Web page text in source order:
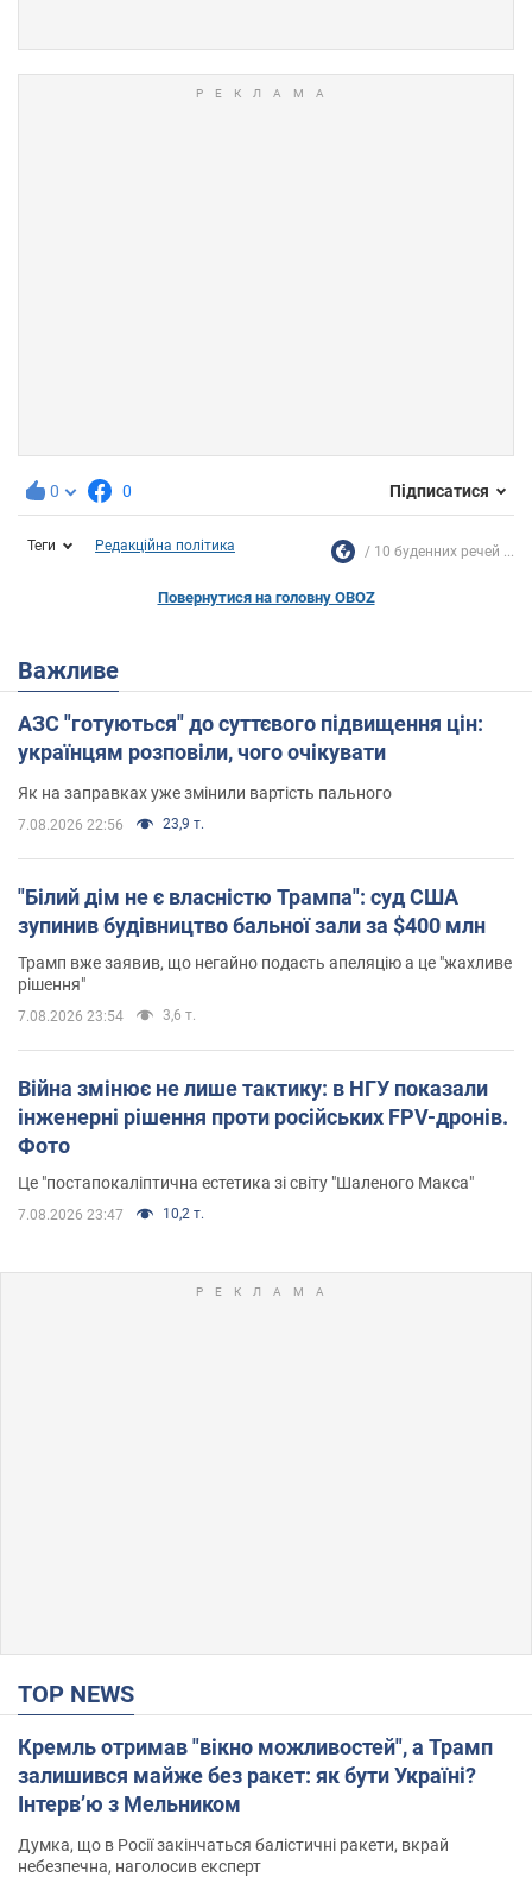
0 0 Підписатися
Теги Редакційна політика 10 буденних речей ...
Повернутися на головну OBOZ
Важливе
АЗС "готуються" до суттєвого підвищення цін:
українцям розповіли, чого очікувати
Як на заправках уже змінили вартість пального
7.08.2026 22:56 23,9 т.
"Білий дім не є власністю Трампа": суд США
зупинив будівництво бальної зали за $400 млн
Трамп вже заявив, що негайно подасть апеляцію а це "жахливе
рішення"
7.08.2026 23:54 3,6 т.
Війна змінює не лише тактику: в НГУ показали
інженерні рішення проти російських FPV-дронів.
Фото
Це "постапокаліптична естетика зі світу "Шаленого Макса"
7.08.2026 23:47 10,2 т.
TOP NEWS
Кремль отримав "вікно можливостей", а Трамп
залишився майже без ракет: як бути Україні?
Інтерв’ю з Мельником
Думка, що в Росії закінчаться балістичні ракети, вкрай
небезпечна, наголосив експерт